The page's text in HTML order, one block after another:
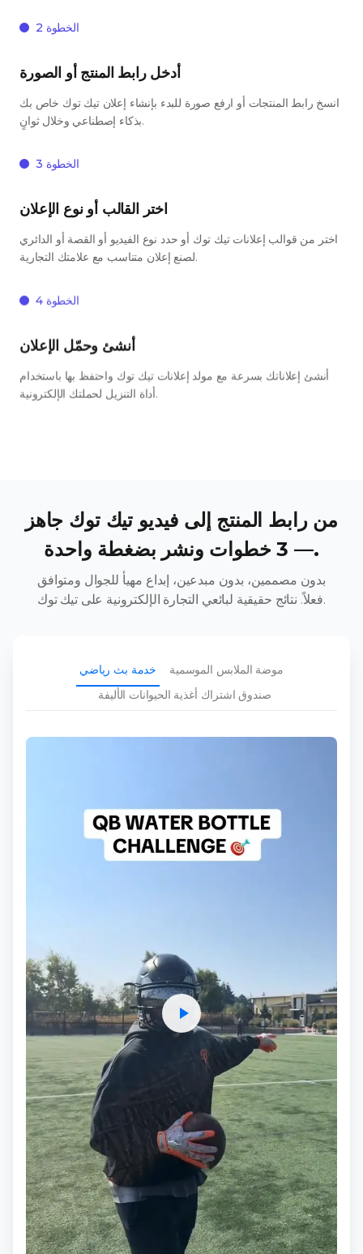
الخطوة 2
أدخل رابط المنتج أو الصورة
انسخ رابط المنتجات أو ارفع صورة للبدء بإنشاء إعلان تيك توك خاص بك
بذكاء إصطناعي وخلال ثوانٍ.
الخطوة 3
اختر القالب أو نوع الإعلان
اختر من قوالب إعلانات تيك توك أو حدد نوع الفيديو أو القصة أو الدائري
لصنع إعلان متناسب مع علامتك التجارية.
الخطوة 4
أنشئ وحمّل الإعلان
أنشئ إعلاناتك بسرعة مع مولد إعلانات تيك توك واحتفظ بها باستخدام
أداة التنزيل لحملتك الإلكترونية.
من رابط المنتج إلى فيديو تيك توك جاهز
— 3 خطوات ونشر بضغطة واحدة.
بدون مصممين، بدون مبدعين، إبداع مهيأ للجوال ومتوافق
فعلاً. نتائج حقيقية لبائعي التجارة الإلكترونية على تيك توك.
خدمة بث رياضي
موضة الملابس الموسمية
صندوق اشتراك أغذية الحيوانات الأليفة